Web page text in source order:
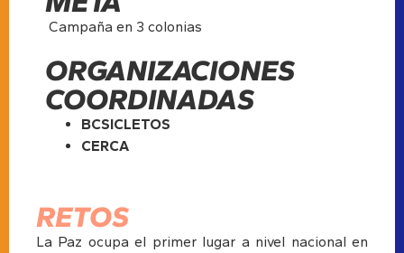
Campaña en 3 colonias
ORGANIZACIONES
COORDINADAS
BCSICLETOS
CERCA
RETOS
La Paz ocupa el primer lugar a nivel nacional en